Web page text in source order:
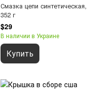
Смазка цепи синтетическая,
352 г
$29
В наличии в Украине
Купить